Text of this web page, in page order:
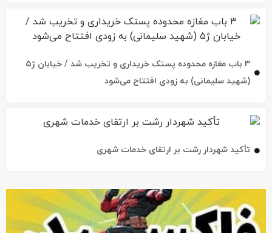
۳ باب مغازه محدوده پستک خریداری و تخریب شد / خیابان ژ۵
(شهید سلیمانی) به زودی افتتاح می‌شود
تأکید شهردار رشت بر ارتقای خدمات شهری